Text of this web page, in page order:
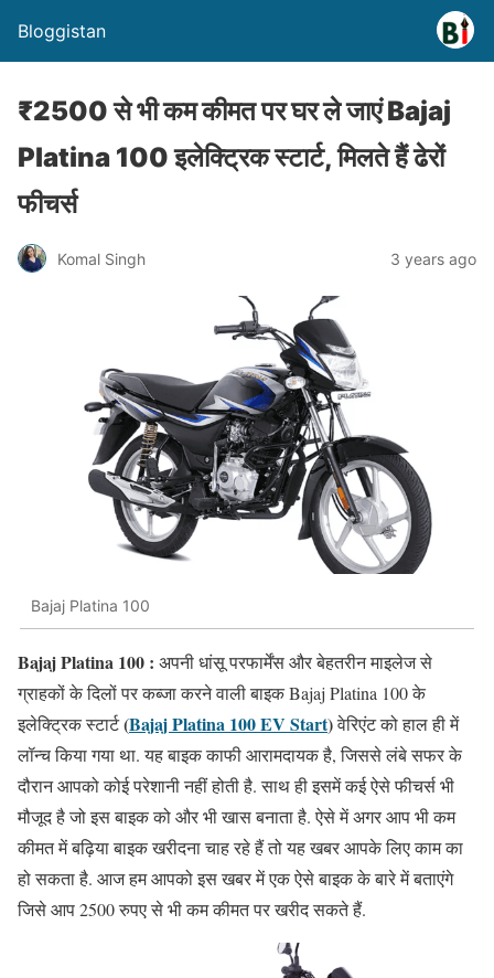
Bloggistan
₹2500 से भी कम कीमत पर घर ले जाएं Bajaj
Platina 100 इलेक्ट्रिक स्टार्ट, मिलते हैं ढेरों
फीचर्स
Komal Singh 3 years ago
Bajaj Platina 100
Bajaj Platina 100 : अपनी धांसू परफार्मेंस और बेहतरीन माइलेज से
ग्राहकों के दिलों पर कब्जा करने वाली बाइक Bajaj Platina 100 के
इलेक्ट्रिक स्टार्ट(Bajaj Platina 100 EV Start)वेरिएंट को हाल ही में
लॉन्च किया गया था. यह बाइक काफी आरामदायक है, जिससे लंबे सफर के
दौरान आपको कोई परेशानी नहीं होती है. साथ ही इसमें कई ऐसे फीचर्स भी
मौजूद है जो इस बाइक को और भी खास बनाता है. ऐसे में अगर आप भी कम
कीमत में बढ़िया बाइक खरीदना चाह रहे हैं तो यह खबर आपके लिए काम का
हो सकता है. आज हम आपको इस खबर में एक ऐसे बाइक के बारे में बताएंगे
जिसे आप 2500 रुपए से भी कम कीमत पर खरीद सकते हैं.